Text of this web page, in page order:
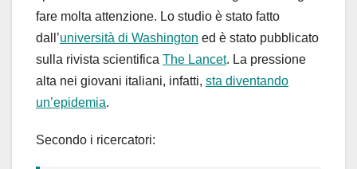
fare molta attenzione. Lo studio è stato fatto
dall’università di Washington ed è stato pubblicato
sulla rivista scientifica The Lancet. La pressione
alta nei giovani italiani, infatti, sta diventando
un’epidemia.
Secondo i ricercatori: